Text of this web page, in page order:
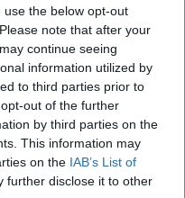
the below opt-out
note that after your
continue seeing
information utilized by
to third parties prior to
out of the further
by third parties on the
This information may
on the IAB’s List of
further disclose it to other
Kempten?